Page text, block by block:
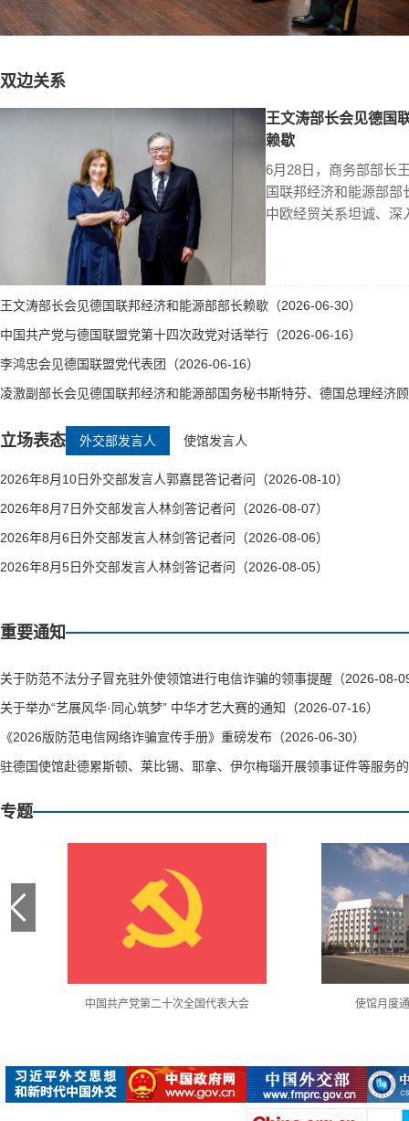
双边关系
王文涛部长会见德国
赖歇
6月28日，商务部部长
国联邦经济和能源部
中欧经贸关系坦诚、深
王文涛部长会见德国联邦经济和能源部部长赖歇（2026-06-30）
中国共产党与德国联盟党第十四次政党对话举行（2026-06-16）
李鸿忠会见德国联盟党代表团（2026-06-16）
凌激副部长会见德国联邦经济和能源部国务秘书斯特芬、德国总理经济
立场表态 外交部发言人 使馆发言人
2026年8月10日外交部发言人郭嘉昆答记者问（2026-08-10）
2026年8月7日外交部发言人林剑答记者问（2026-08-07）
2026年8月6日外交部发言人林剑答记者问（2026-08-06）
2026年8月5日外交部发言人林剑答记者问（2026-08-05）
重要通知
关于防范不法分子冒充驻外使领馆进行电信诈骗的领事提醒（2026-08-
关于举办“艺展风华·同心筑梦” 中华才艺大赛的通知（2026-07-16）
《2026版防范电信网络诈骗宣传手册》重磅发布（2026-06-30）
驻德国使馆赴德累斯顿、莱比锡、耶拿、伊尔梅瑙开展领事证件等服务
专题
中国共产党第二十次全国代表大会 使馆月度